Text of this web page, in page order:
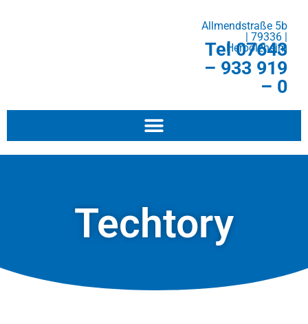
Allmendstraße 5b
| 79336 |
Herbolzheim
Tel 07643
– 933 919
– 0
Techtory